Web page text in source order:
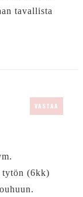
tavallista
VASTAA
tytön (6kk)